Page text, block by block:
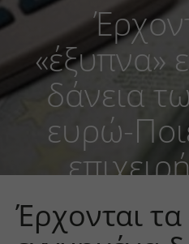
«έξυπνα»
δάνεια
ευρώ-
είναι
Έρχονται